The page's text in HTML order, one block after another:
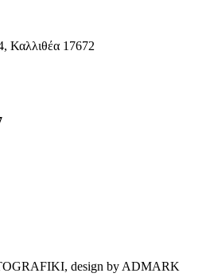
Καλλιθέα 17672
design by ADMARK